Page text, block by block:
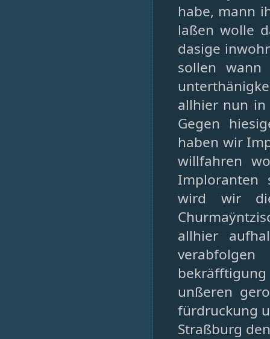
habe, mann
laßen wolle
dasige
sollen
allhier nun in
Gegen
haben wir
willfahren
Imploranten
wird wir
allhier
unßeren
fürdruckung
Straßburg